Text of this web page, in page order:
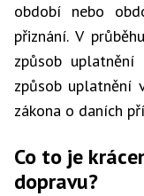
období nebo
přiznání. V
způsob
způsob uplatnění
zákona o daních
Co to je
dopravu?